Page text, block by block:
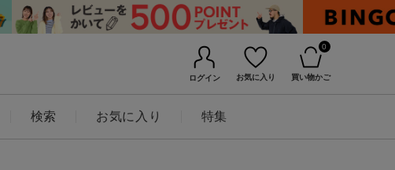
ログイン お気に入り
0
買い物かご
検索 お気に入り 特集